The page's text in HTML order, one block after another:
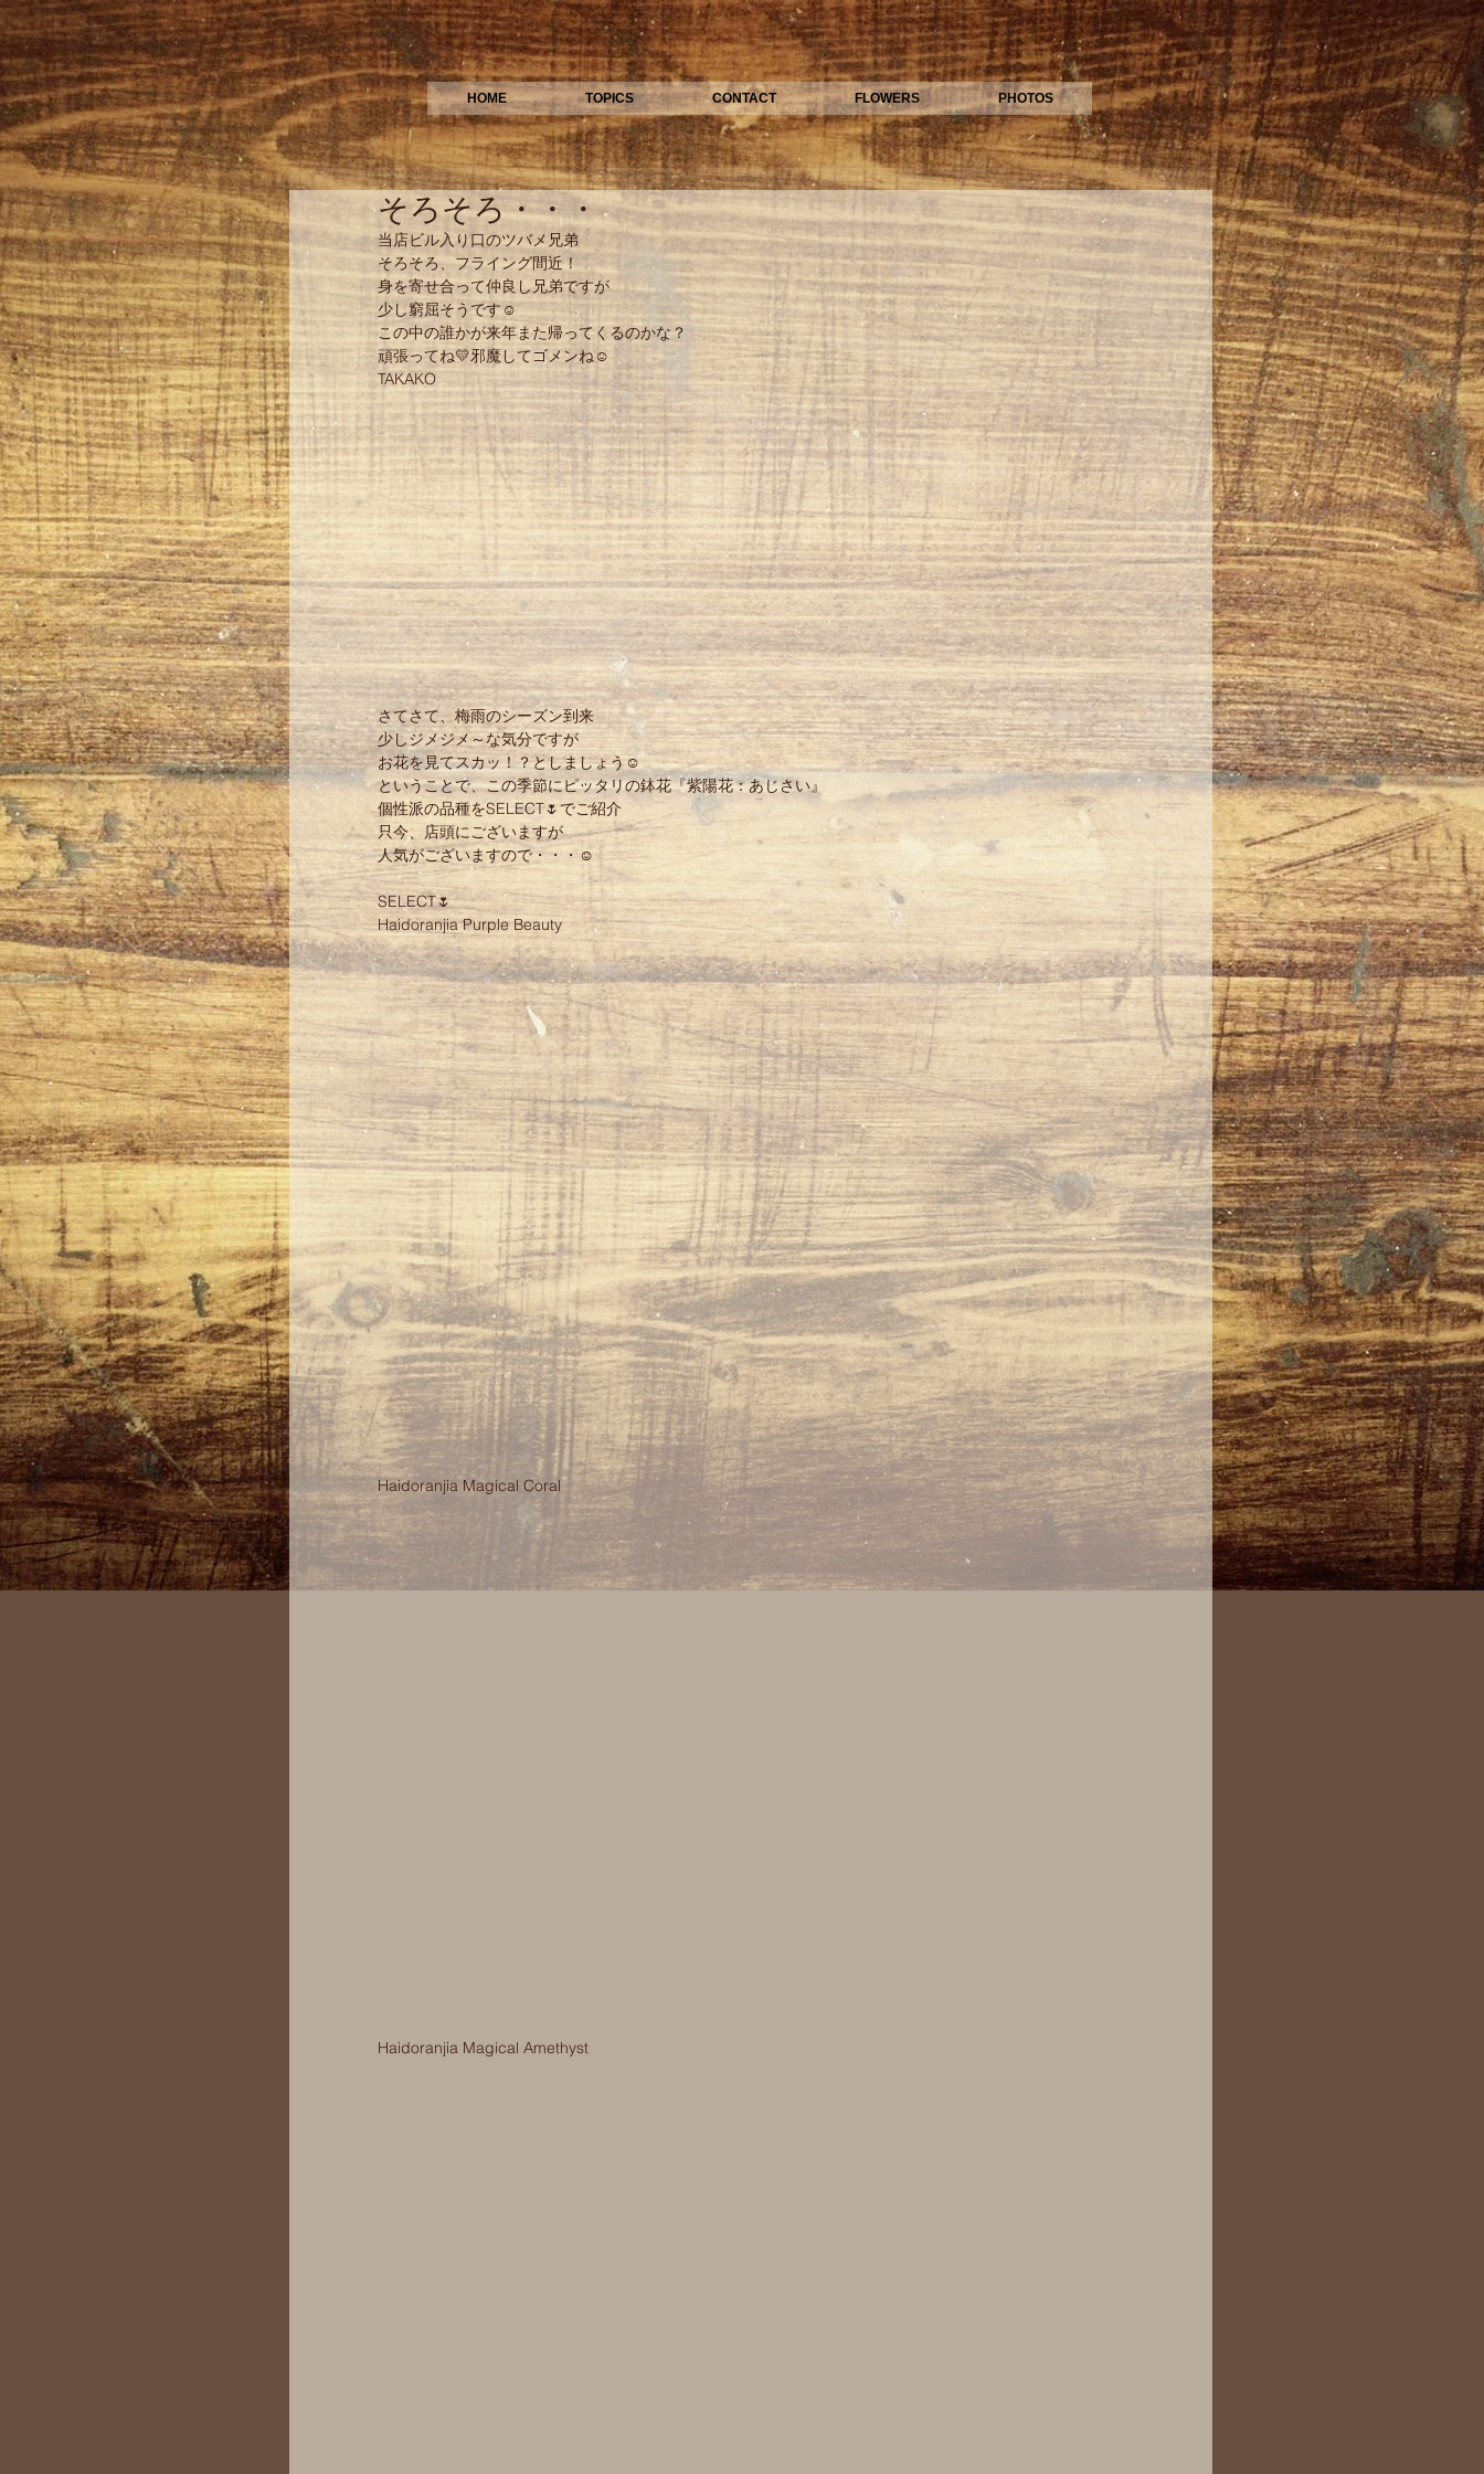
HOME TOPICS CONTACT FLOWERS PHOTOS
そろそろ・・・
当店ビル入り口のツバメ兄弟
そろそろ、フライング間近！
身を寄せ合って仲良し兄弟ですが
少し窮屈そうです☺
この中の誰かが来年また帰ってくるのかな？
頑張ってね💛邪魔してゴメンね☺
TAKAKO
さてさて、梅雨のシーズン到来
少しジメジメ～な気分ですが
お花を見てスカッ！？としましょう☺
ということで、この季節にピッタリの鉢花『紫陽花：あじさい』
個性派の品種をSELECT🌷でご紹介
只今、店頭にございますが
人気がございますので・・・☺
SELECT🌷
Haidoranjia Purple Beauty
Haidoranjia Magical Coral
Haidoranjia Magical Amethyst